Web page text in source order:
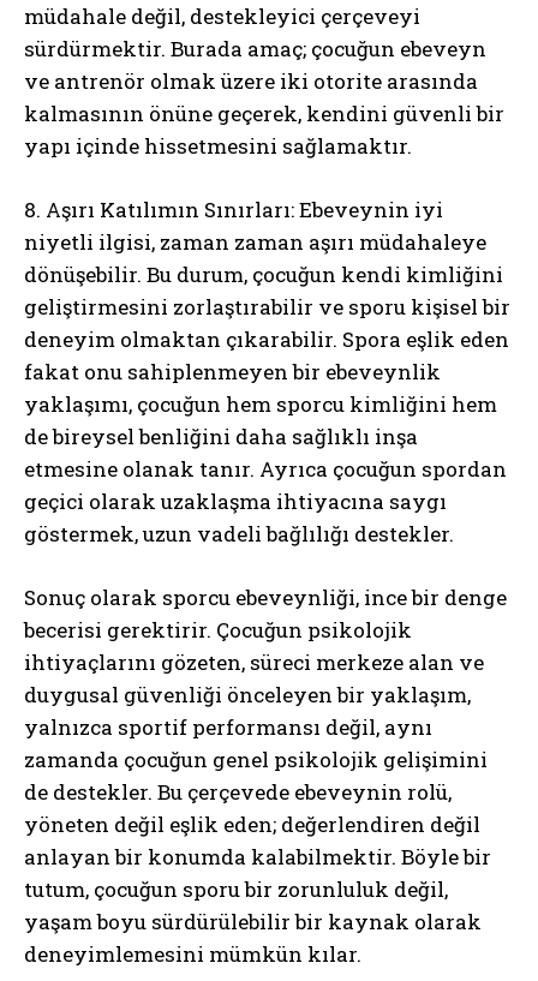
ABONE OL
müdahale değil, destekleyici çerçeveyi
sürdürmektir. Burada amaç; çocuğun ebeveyn
ve antrenör olmak üzere iki otorite arasında
kalmasının önüne geçerek, kendini güvenli bir
yapı içinde hissetmesini sağlamaktır.
8. Aşırı Katılımın Sınırları: Ebeveynin iyi
niyetli ilgisi, zaman zaman aşırı müdahaleye
dönüşebilir. Bu durum, çocuğun kendi kimliğini
geliştirmesini zorlaştırabilir ve sporu kişisel bir
deneyim olmaktan çıkarabilir. Spora eşlik eden
fakat onu sahiplenmeyen bir ebeveynlik
yaklaşımı, çocuğun hem sporcu kimliğini hem
de bireysel benliğini daha sağlıklı inşa
etmesine olanak tanır. Ayrıca çocuğun spordan
geçici olarak uzaklaşma ihtiyacına saygı
göstermek, uzun vadeli bağlılığı destekler.
Sonuç olarak sporcu ebeveynliği, ince bir denge
becerisi gerektirir. Çocuğun psikolojik
ihtiyaçlarını gözeten, süreci merkeze alan ve
duygusal güvenliği önceleyen bir yaklaşım,
yalnızca sportif performansı değil, aynı
zamanda çocuğun genel psikolojik gelişimini
de destekler. Bu çerçevede ebeveynin rolü,
yöneten değil eşlik eden; değerlendiren değil
anlayan bir konumda kalabilmektir. Böyle bir
tutum, çocuğun sporu bir zorunluluk değil,
yaşam boyu sürdürülebilir bir kaynak olarak
deneyimlemesini mümkün kılar.